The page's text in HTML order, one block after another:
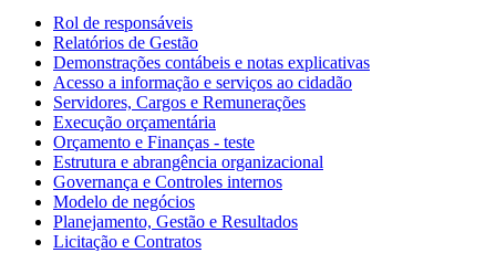
Rol de responsáveis
Relatórios de Gestão
Demonstrações contábeis e notas explicativas
Acesso a informação e serviços ao cidadão
Servidores, Cargos e Remunerações
Execução orçamentária
Orçamento e Finanças - teste
Estrutura e abrangência organizacional
Governança e Controles internos
Modelo de negócios
Planejamento, Gestão e Resultados
Licitação e Contratos